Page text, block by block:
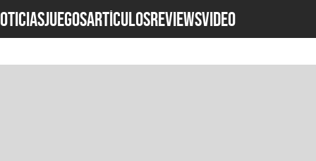
JUEGOSARTÍCULOSREVIEWSVideo